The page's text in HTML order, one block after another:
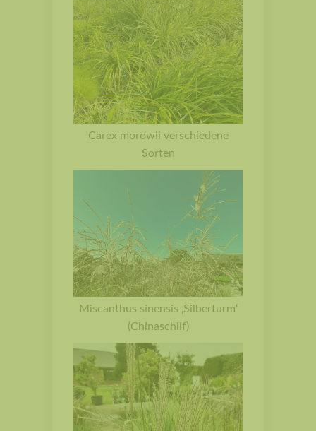
Carex morowii verschiedene
Sorten
Miscanthus sinensis ‚Silberturm‘
(Chinaschilf)